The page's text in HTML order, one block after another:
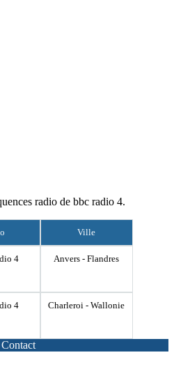
radio de bbc radio 4.
Ville
4 Anvers - Flandres
4 Charleroi - Wallonie
Contact